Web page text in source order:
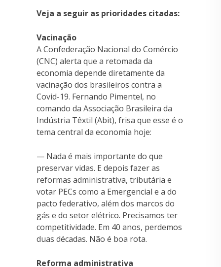
Veja a seguir as prioridades citadas:
Vacinação
A Confederação Nacional do Comércio
(CNC) alerta que a retomada da
economia depende diretamente da
vacinação dos brasileiros contra a
Covid-19. Fernando Pimentel, no
comando da Associação Brasileira da
Indústria Têxtil (Abit), frisa que esse é o
tema central da economia hoje:
— Nada é mais importante do que
preservar vidas. E depois fazer as
reformas administrativa, tributária e
votar PECs como a Emergencial e a do
pacto federativo, além dos marcos do
gás e do setor elétrico. Precisamos ter
competitividade. Em 40 anos, perdemos
duas décadas. Não é boa rota.
Reforma administrativa